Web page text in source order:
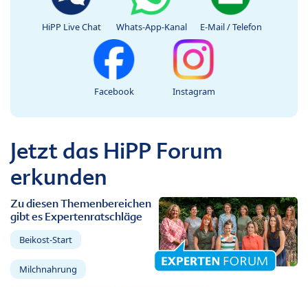
HiPP Live Chat Whats-App-Kanal E-Mail / Telefon
Facebook Instagram
Jetzt das HiPP Forum
erkunden
Zu diesen Themenbereichen
gibt es Expertenratschläge
Beikost-Start
Milchnahrung